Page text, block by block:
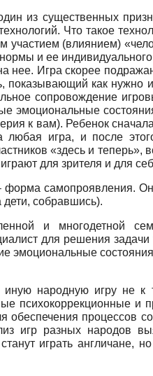
из существенных
Что такое
(влиянием)
и ее
нее. Игра скорее
показывающий как нужно
сопровождение
к вам). Ребенок
любая игра, и после
«здесь и теперь»,
для зрителя и для
форма самопроявления.
дети, собравшись).
и многодетной
для решения
эмоциональные
народную игру не к
психокоррекционные и
процессов
игр разных народов
играть англичане,